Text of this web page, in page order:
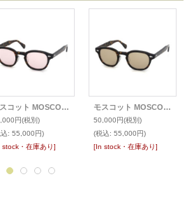
モスコット MOSCOT サングラスカスタム LEMTOSH レムトッシュ TORTOISE
円(税別)
: 55,000円)
stock・在庫あり]
モスコット MOSCOT サングラスカスタム LEMTOSH レムトッシュ TORTOISE
50,000円(税別)
(税込: 55,000円)
[In stock・在庫あり]